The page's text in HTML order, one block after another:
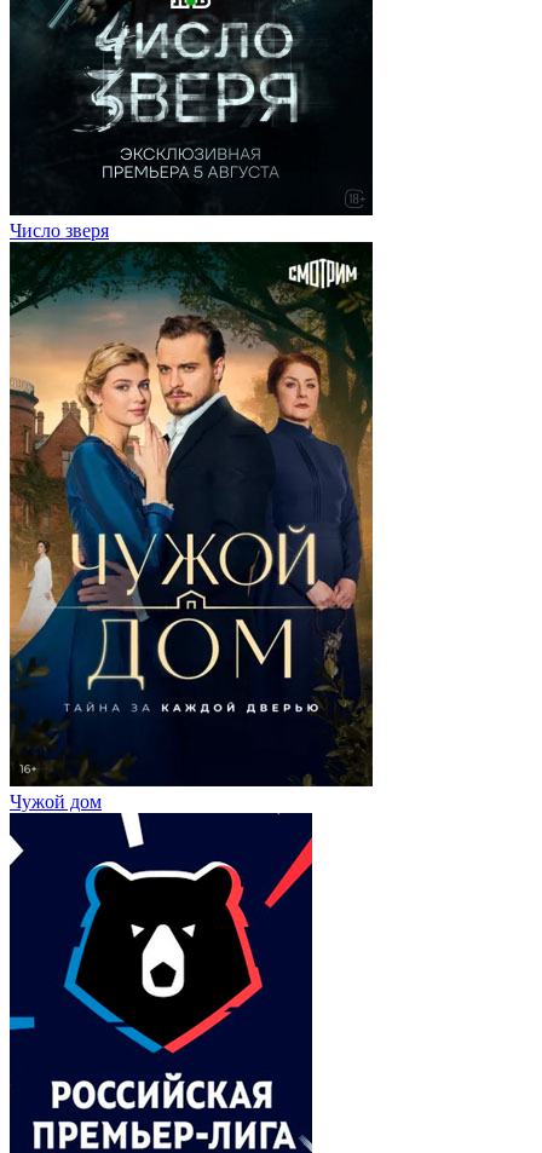
Число зверя
Чужой дом